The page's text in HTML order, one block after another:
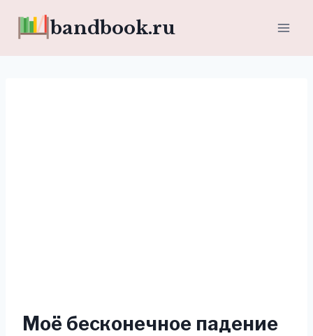
bandbook.ru
Моё бесконечное падение